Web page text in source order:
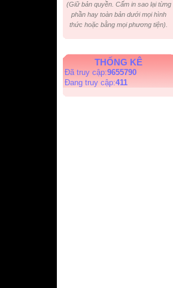
(Giữ bản quyền. Cấm in sao lại từng
phần hay toàn bản dưới mọi hình
thức hoặc bằng mọi phương tiện).
THỐNG KÊ
Đã truy cập:9655790
Đang truy cập:411